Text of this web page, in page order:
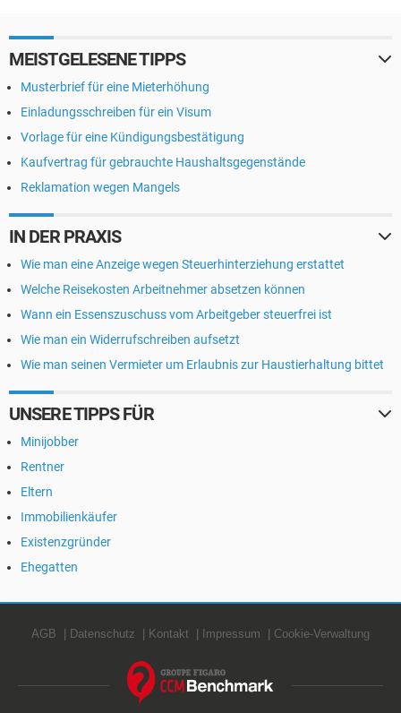
MEISTGELESENE TIPPS
Musterbrief für eine Mieterhöhung
Einladungsschreiben für ein Visum
Vorlage für eine Kündigungsbestätigung
Kaufvertrag für gebrauchte Haushaltsgegenstände
Reklamation wegen Mangels
IN DER PRAXIS
Wie man eine Anzeige wegen Steuerhinterziehung erstattet
Welche Reisekosten Arbeitnehmer absetzen können
Wann ein Essenszuschuss vom Arbeitgeber steuerfrei ist
Wie man ein Widerrufschreiben aufsetzt
Wie man seinen Vermieter um Erlaubnis zur Haustierhaltung bittet
UNSERE TIPPS FÜR
Minijobber
Rentner
Eltern
Immobilienkäufer
Existenzgründer
Ehegatten
AGB Datenschutz Kontakt Impressum Cookie-Verwaltung